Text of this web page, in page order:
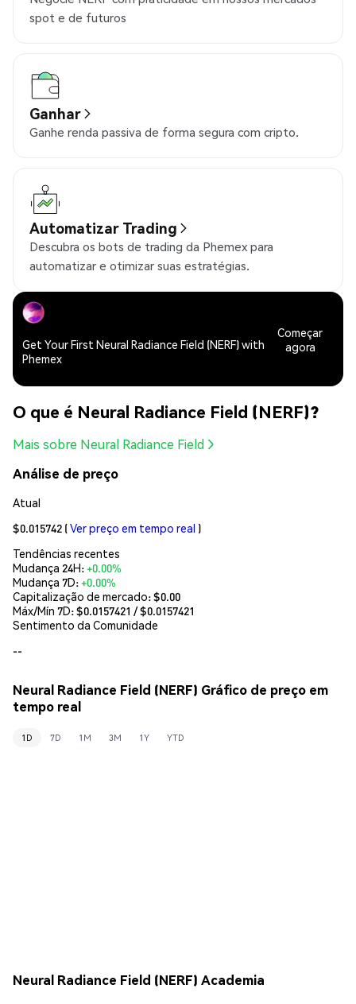
spot e de futuros
Ganhar
Ganhe renda passiva de forma segura com cripto.
Automatizar Trading
Descubra os bots de trading da Phemex para
automatizar e otimizar suas estratégias.
Get Your First Neural Radiance Field (NERF) with
Phemex
Começar
agora
O que é Neural Radiance Field (NERF)?
Mais sobre Neural Radiance Field
Análise de preço
Atual
$0.015742 (Ver preço em tempo real )
Tendências recentes
Mudança 24H:+0.00%
Mudança 7D:+0.00%
Capitalização de mercado:$0.00
Máx/Mín 7D: $0.0157421 / $0.0157421
Sentimento da Comunidade
--
Neural Radiance Field (NERF) Gráfico de preço em
tempo real
1D 7D 1M 3M 1Y YTD
Neural Radiance Field (NERF) Academia